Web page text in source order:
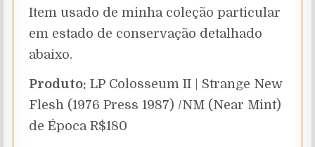
Item usado de minha coleção particular
em estado de conservação detalhado
abaixo.
Produto: LP Colosseum II | Strange New
Flesh (1976 Press 1987) /NM (Near Mint)
de Época R$180